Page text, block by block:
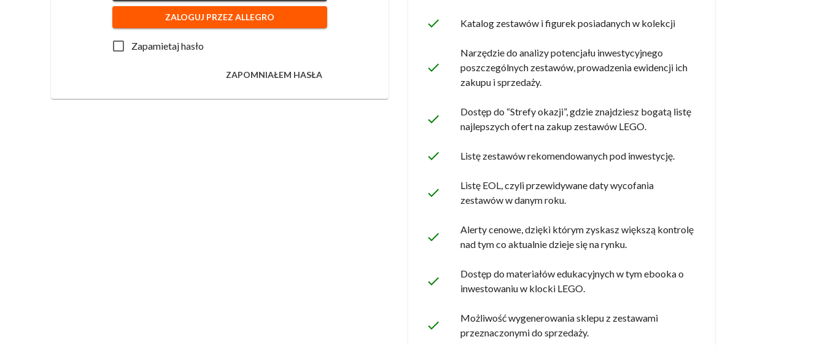
ZALOGUJ PRZEZ ALLEGRO
Zapamietaj hasło
ZAPOMNIAŁEM HASŁA
done Katalog zestawów i figurek posiadanych w kolekcji
done
Narzędzie do analizy potencjału inwestycyjnego
poszczególnych zestawów, prowadzenia ewidencji ich
zakupu i sprzedaży.
done
Dostęp do “Strefy okazji”, gdzie znajdziesz bogatą listę
najlepszych ofert na zakup zestawów LEGO.
done Listę zestawów rekomendowanych pod inwestycję.
done
Listę EOL, czyli przewidywane daty wycofania
zestawów w danym roku.
done
Alerty cenowe, dzięki którym zyskasz większą kontrolę
nad tym co aktualnie dzieje się na rynku.
done
Dostęp do materiałów edukacyjnych w tym ebooka o
inwestowaniu w klocki LEGO.
done
Możliwość wygenerowania sklepu z zestawami
przeznaczonymi do sprzedaży.